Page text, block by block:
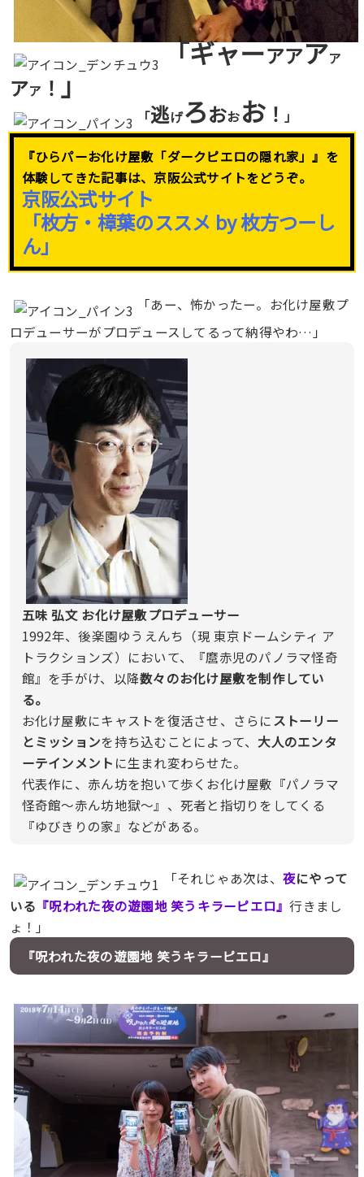
「ギャーアアアア
アア ！ 」
「逃げろおおお！」
『ひらパーお化け屋敷「ダークピエロの隠れ家」』を
体験してきた記事は、京阪公式サイトをどうぞ。
京阪公式サイト
「枚方・樟葉のススメ by 枚方つーし
ん」
「あー、怖かったー。お化け屋敷プ
ロデューサーがプロデュースしてるって納得やわ…」
五味 弘文 お化け屋敷プロデューサー
1992年、後楽園ゆうえんち（現 東京ドームシティ ア
トラクションズ）において、『麿赤児のパノラマ怪奇
館』を手がけ、以降数々のお化け屋敷を制作してい
る。
お化け屋敷にキャストを復活させ、さらにストーリー
とミッションを持ち込むことによって、 大人のエンタ
ーテインメント に生まれ変わらせた。
代表作に、赤ん坊を抱いて歩くお化け屋敷『パノラマ
怪奇館〜赤ん坊地獄〜』、死者と指切りをしてくる
『ゆびきりの家』などがある。
「それじゃあ次は、 夜にやって
いる 『呪われた夜の遊園地 笑うキラーピエロ』行きまし
ょ！」
『呪われた夜の遊園地 笑うキラーピエロ』